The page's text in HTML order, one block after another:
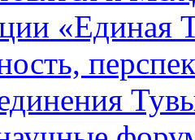
«Единая